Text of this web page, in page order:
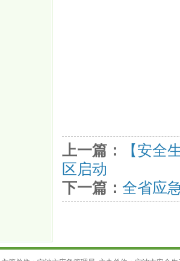
上一篇：
【安全
区启动
下一篇：全省应